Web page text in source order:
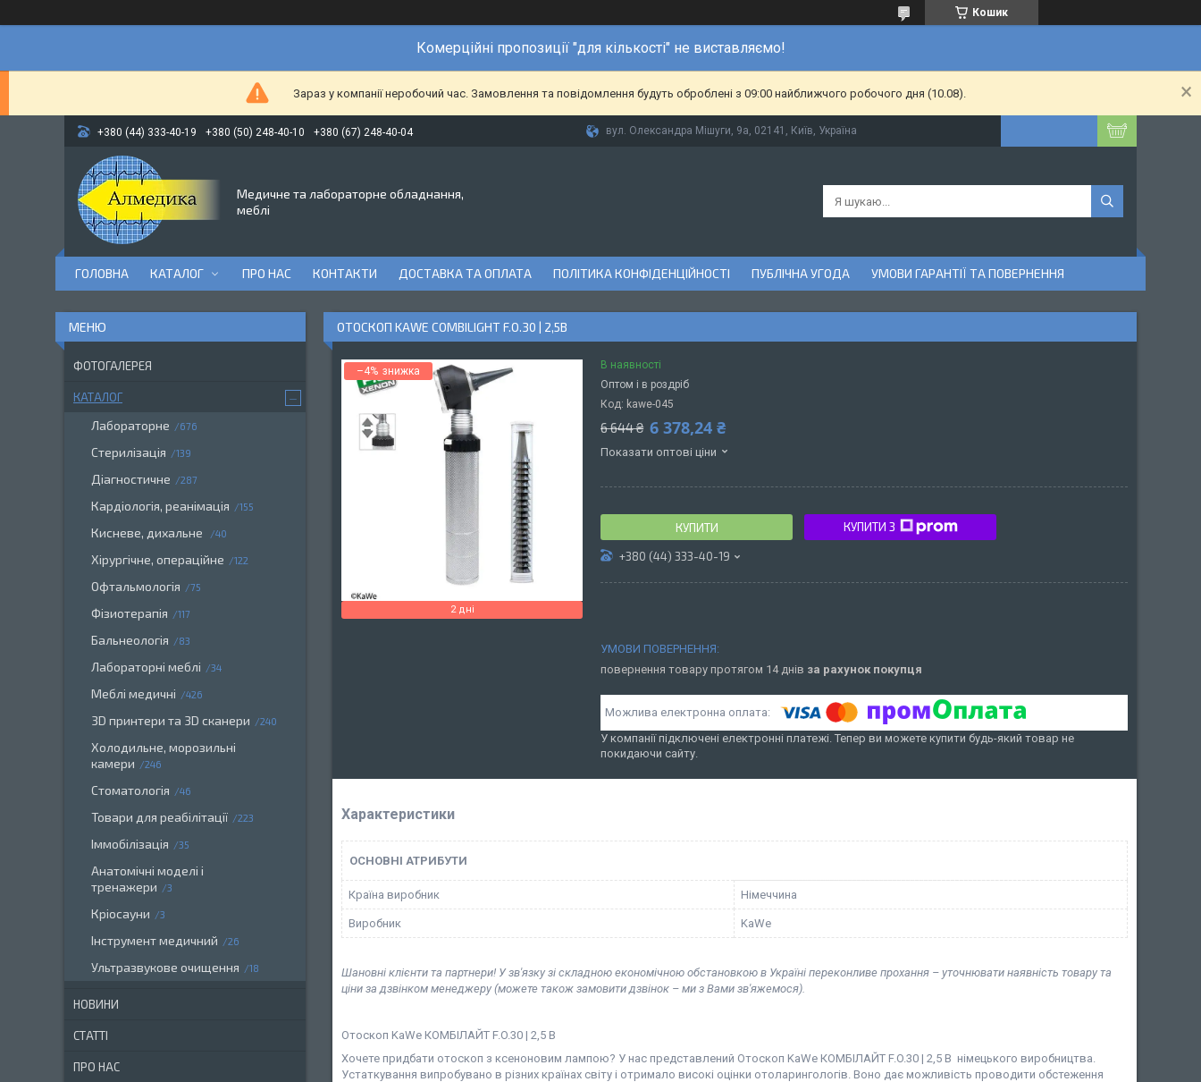
Кошик
Комерційні пропозиції "для кількості" не виставляємо!
Зараз у компанії неробочий час. Замовлення та повідомлення будуть оброблені з 09:00 найближчого робочого дня (10.08).
+380 (44) 333-40-19 +380 (50) 248-40-10 +380 (67) 248-40-04 вул. Олександра Мішуги, 9а, 02141, Київ, Україна
Медичне та лабораторне обладнання,
меблі
ГОЛОВНА КАТАЛОГ ПРО НАС КОНТАКТИ ДОСТАВКА ТА ОПЛАТА ПОЛІТИКА КОНФІДЕНЦІЙНОСТІ ПУБЛІЧНА УГОДА УМОВИ ГАРАНТІЇ ТА ПОВЕРНЕННЯ
ОТОСКОП KAWE COMBILIGHT F.O.30 | 2,5В
–4%
2 дні
В наявності
Оптом і в роздріб
Код: kawe-045
6 644 ₴ 6 378,24 ₴
Показати оптові ціни
КУПИТИ КУПИТИ З
+380 (44) 333-40-19
повернення товару протягом 14 днів за рахунок покупця
У компанії підключені електронні платежі. Тепер ви можете купити будь-який товар не
покидаючи сайту.
Характеристики
ОСНОВНІ АТРИБУТИ
Країна виробник Німеччина
Виробник KaWe
Шановні клієнти та партнери! У зв'язку зі складною економічною обстановкою в Україні переконливе прохання – уточнювати наявність товару та
ціни за дзвінком менеджеру (можете також замовити дзвінок – ми з Вами зв'яжемося).
Отоскоп KaWe КОМБІЛАЙТ F.O.30 | 2,5 В
Хочете придбати отоскоп з ксеноновим лампою? У нас представлений Отоскоп KaWe КОМБІЛАЙТ F.O.30 | 2,5 В німецького виробництва.
Устаткування випробувано в різних країнах світу і отримало високі оцінки отоларингологів. Воно дає можливість проводити обстеження
ФОТОГАЛЕРЕЯ
КАТАЛОГ
Лабораторне 676
Стерилізація 139
Діагностичне 287
Кардіологія, реанімація 155
Кисневе, дихальне 40
Хірургічне, операційне 122
Офтальмологія 75
Фізиотерапія 117
Бальнеологія 83
Лабораторні меблі 34
Меблі медичні 426
3D принтери та 3D сканери 240
Холодильне, морозильні
камери
246
Стоматологія 46
Товари для реабілітації 223
Іммобілізація 35
Анатомічні моделі і
тренажери
3
Кріосауни 3
Інструмент медичний 26
Ультразвукове очищення 18
НОВИНИ
СТАТТІ
ПРО НАС